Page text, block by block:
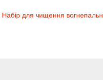
Набір для чищення